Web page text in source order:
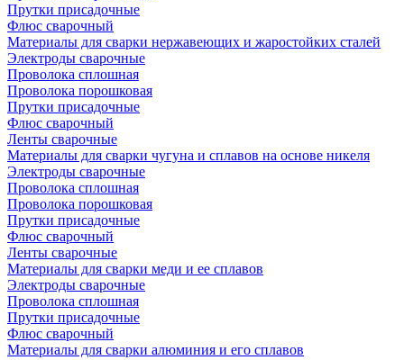
Прутки присадочные
Флюс сварочный
Материалы для сварки нержавеющих и жаростойких сталей
Электроды сварочные
Проволока сплошная
Проволока порошковая
Прутки присадочные
Флюс сварочный
Ленты сварочные
Материалы для сварки чугуна и сплавов на основе никеля
Электроды сварочные
Проволока сплошная
Проволока порошковая
Прутки присадочные
Флюс сварочный
Ленты сварочные
Материалы для сварки меди и ее сплавов
Электроды сварочные
Проволока сплошная
Прутки присадочные
Флюс сварочный
Материалы для сварки алюминия и его сплавов